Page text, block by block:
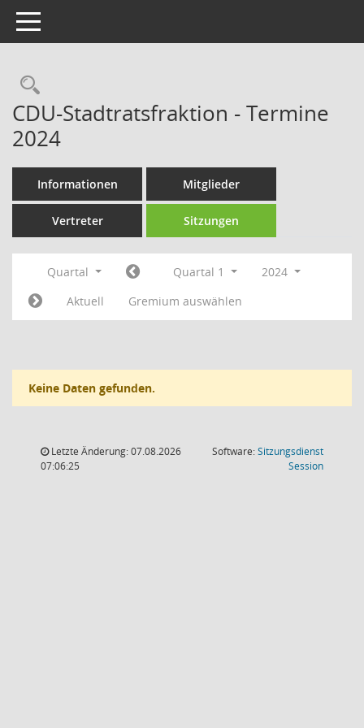
Toggle navigation
Rechercheauswahl
CDU-Stadtratsfraktion - Termine
2024
Informationen Mitglieder
Vertreter Sitzungen
Quartal Quartal 1
2024
Aktuell
Gremium auswählen
Keine Daten gefunden.
Letzte Änderung: 07.08.2026
07:06:25
Software:Sitzungsdienst
Session(Wird in